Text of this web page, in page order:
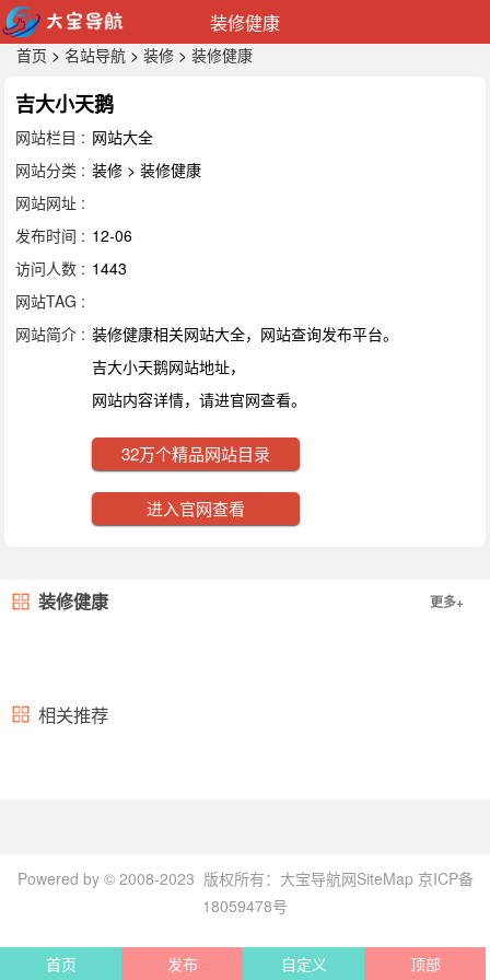
装修健康
首页 > 名站导航 > 装修 > 装修健康
吉大小天鹅
网站栏目 : 网站大全
网站分类 : 装修 > 装修健康
网站网址 :
发布时间 : 12-06
访问人数 : 1443
网站TAG :
网站简介 : 装修健康相关网站大全，网站查询发布平台。
吉大小天鹅网站地址，
网站内容详情，请进官网查看。
32万个精品网站目录
进入官网查看
装修健康 更多+
相关推荐
首页 发布 自定义 顶部
Powered by © 2008-2023 版权所有： 大宝导航网SiteMap 京ICP备
18059478号